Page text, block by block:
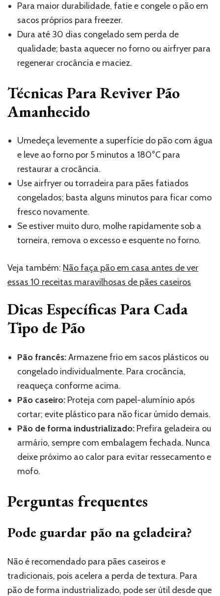
Para maior durabilidade, fatie e congele o pão em
sacos próprios para freezer.
Dura até 30 dias congelado sem perda de
qualidade; basta aquecer no forno ou airfryer para
regenerar crocância e maciez.
Técnicas Para Reviver Pão
Amanhecido
Umedeça levemente a superfície do pão com água
e leve ao forno por 5 minutos a 180°C para
restaurar a crocância.
Use airfryer ou torradeira para pães fatiados
congelados; basta alguns minutos para ficar como
fresco novamente.
Se estiver muito duro, molhe rapidamente sob a
torneira, remova o excesso e esquente no forno.
Veja também: Não faça pão em casa antes de ver
essas 10 receitas maravilhosas de pães caseiros
Dicas Específicas Para Cada
Tipo de Pão
Pão francês:Armazene frio em sacos plásticos ou
congelado individualmente. Para crocância,
reaqueça conforme acima.
Pão caseiro: Proteja com papel-alumínio após
cortar; evite plástico para não ficar úmido demais.
Pão de forma industrializado: Prefira geladeira ou
armário, sempre com embalagem fechada. Nunca
deixe próximo ao calor para evitar ressecamento e
mofo.
Perguntas frequentes
Pode guardar pão na geladeira?
Não é recomendado para pães caseiros e
tradicionais, pois acelera a perda de textura. Para
pão de forma industrializado, pode ser útil desde que